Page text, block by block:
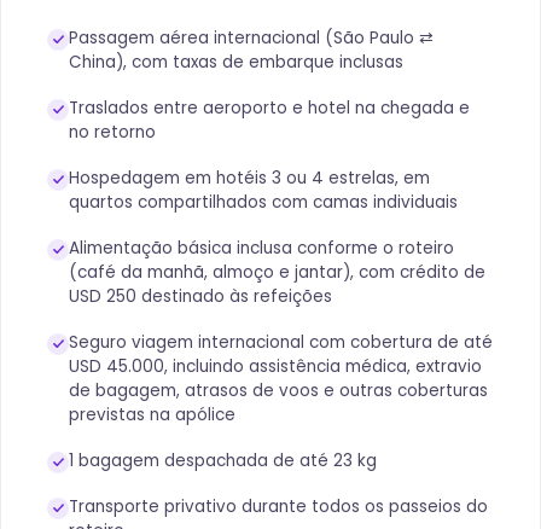
Passagem aérea internacional (São Paulo ⇄
China), com taxas de embarque inclusas
Traslados entre aeroporto e hotel na chegada e
no retorno
Hospedagem em hotéis 3 ou 4 estrelas, em
quartos compartilhados com camas individuais
Alimentação básica inclusa conforme o roteiro
(café da manhã, almoço e jantar), com crédito de
USD 250 destinado às refeições
Seguro viagem internacional com cobertura de até
USD 45.000, incluindo assistência médica, extravio
de bagagem, atrasos de voos e outras coberturas
previstas na apólice
1 bagagem despachada de até 23 kg
Transporte privativo durante todos os passeios do